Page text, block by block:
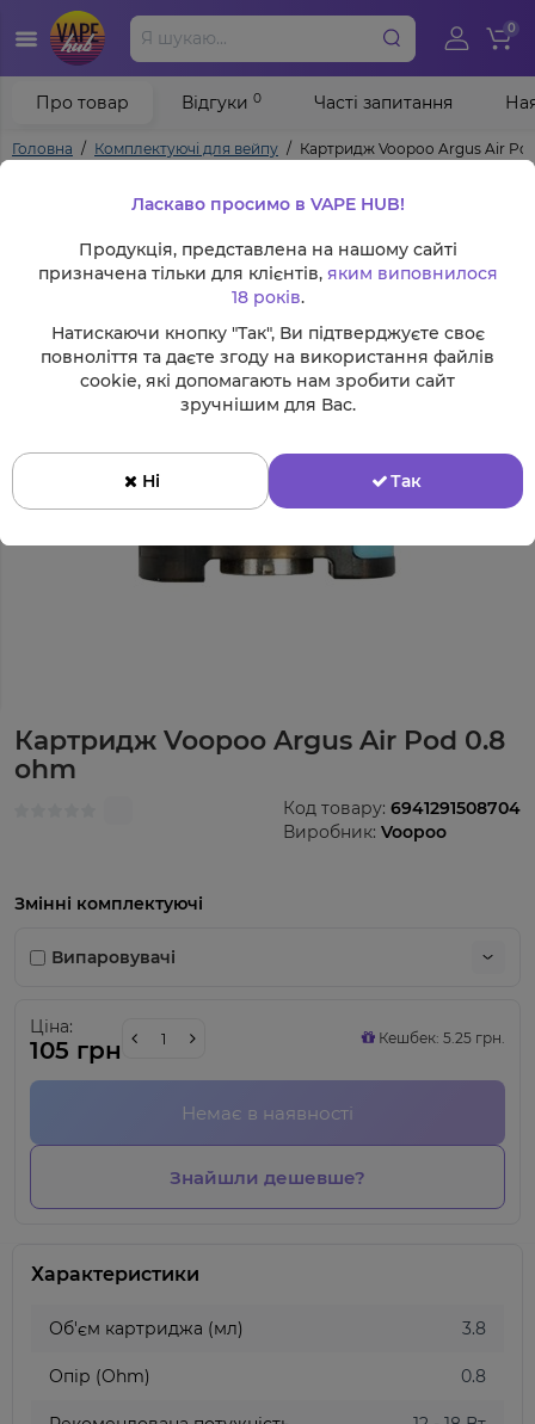
0
Головна Комплектуючі для вейпу Картридж Voopoo Argus Air
Картридж Voopoo Argus Air Pod 0.8
ohm
Виробник: Voopoo
Код товару: 6941291508704
Змінні комплектуючі
Випаровувачі
Ціна:
105 грн Кешбек: 5.25 грн.
Немає в наявності
Знайшли дешевше?
Про товар Відгуки 0 Часті запитання
Характеристики
Об'єм картриджа (мл) 3.8
Опір (Ohm) 0.8
Ласкаво просимо в VAPE HUB!
Продукція, представлена на нашому сайті
призначена тільки для клієнтів, яким виповнилося
18 років.
Натискаючи кнопку "Так", Ви підтверджуєте своє
повноліття та даєте згоду на використання файлів
cookie, які допомагають нам зробити сайт
зручнішим для Вас.
Ні Так